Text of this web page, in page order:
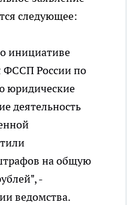
следующее:
инициативе
ФССП России по
юридические
деятельность
на общую
-
ведомства.